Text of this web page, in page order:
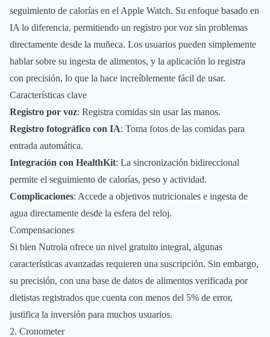
seguimiento de calorías en el Apple Watch. Su enfoque basado en
IA lo diferencia, permitiendo un registro por voz sin problemas
directamente desde la muñeca. Los usuarios pueden simplemente
hablar sobre su ingesta de alimentos, y la aplicación lo registra
con precisión, lo que la hace increíblemente fácil de usar.
Características clave
Registro por voz: Registra comidas sin usar las manos.
Registro fotográfico con IA: Toma fotos de las comidas para
entrada automática.
Integración con HealthKit: La sincronización bidireccional
permite el seguimiento de calorías, peso y actividad.
Complicaciones: Accede a objetivos nutricionales e ingesta de
agua directamente desde la esfera del reloj.
Compensaciones
Si bien Nutrola ofrece un nivel gratuito integral, algunas
características avanzadas requieren una suscripción. Sin embargo,
su precisión, con una base de datos de alimentos verificada por
dietistas registrados que cuenta con menos del 5% de error,
justifica la inversión para muchos usuarios.
2. Cronometer